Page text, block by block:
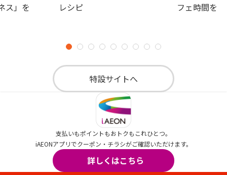
ス」を
レシピ
フェ時間を
特設サイトへ
支払いもポイントもおトクもこれひとつ。
iAEONアプリでクーポン・チラシがご確認いただけます。
詳しくはこちら